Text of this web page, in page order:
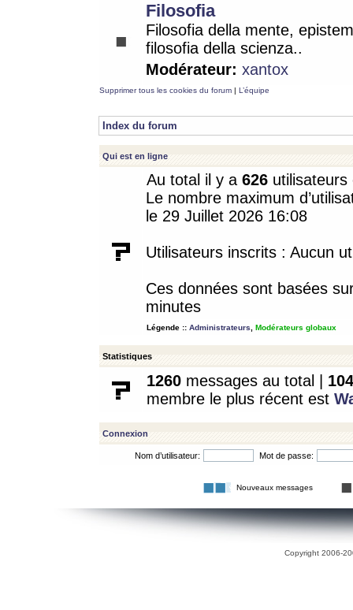
Filosofia
Filosofia della mente,
filosofia della scienza..
Modérateur: xantox
Supprimer tous les cookies du forum | L’équipe
Index du forum
Qui est en ligne
Au total il y a 626
Le nombre maximum
le 29 Juillet 2026 16:08
Utilisateurs inscrits : Aucun
Ces données sont basées
minutes
Légende :: Administrateurs Modérateurs globaux
Statistiques
1260 messages au total | 104
membre le plus récent est
Connexion
Nom d’utilisateur: Mot de passe:
Nouveaux messages
Copyright 2006-